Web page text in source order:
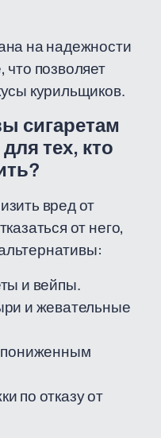
на надежности
позволяет
курильщиков.
сигаретам
тех, кто
вред от
от него,
и вейпы.
и жевательные
по отказу от